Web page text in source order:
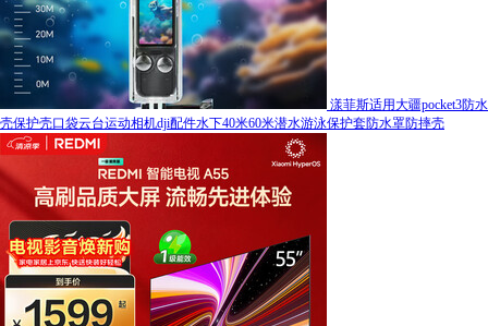
漾菲斯适用大疆pocket3防水
壳保护壳口袋云台运动相机dji配件水下40米60米潜水游泳保护套防水罩防摔壳